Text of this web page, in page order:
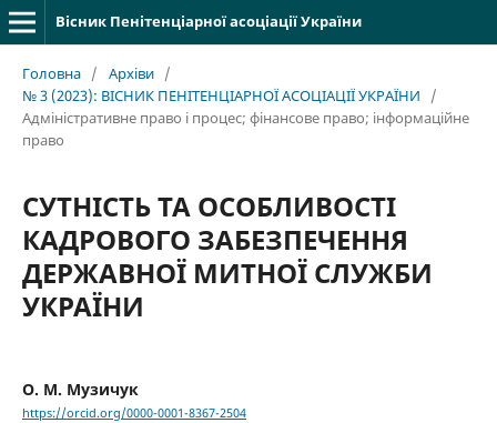
Вісник Пенітенціарної асоціації України
Головна / Архіви /
№ 3 (2023): ВІСНИК ПЕНІТЕНЦІАРНОЇ АСОЦІАЦІЇ УКРАЇНИ
/
Адміністративне право і процес; фінансове право; інформаційне
право
СУТНІСТЬ ТА ОСОБЛИВОСТІ
КАДРОВОГО ЗАБЕЗПЕЧЕННЯ
ДЕРЖАВНОЇ МИТНОЇ СЛУЖБИ
УКРАЇНИ
О. М. Музичук
https://orcid.org/0000-0001-8367-2504